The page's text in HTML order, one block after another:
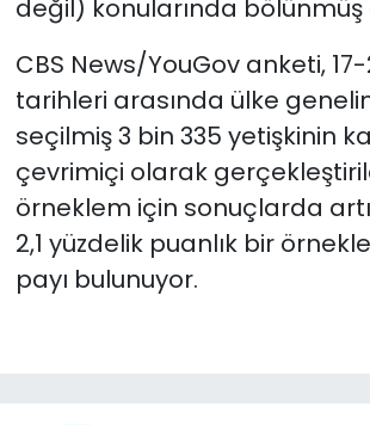
değil) konularında
CBS News/YouGov anketi,
tarihleri ​​arasında ülke
seçilmiş 3 bin 335 yetişkinin
çevrimiçi olarak
örneklem için sonuçlarda
2,1 yüzdelik puanlık bir
payı bulunuyor.